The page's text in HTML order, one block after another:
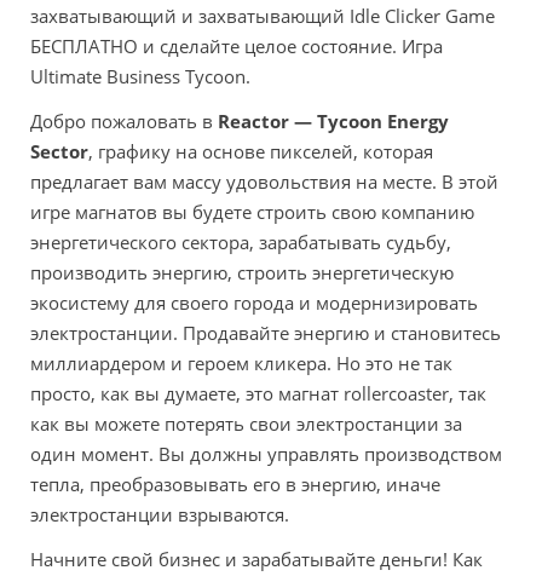
захватывающий и захватывающий Idle Clicker Game
БЕСПЛАТНО и сделайте целое состояние. Игра
Ultimate Business Tycoon.
Добро пожаловать в Reactor — Tycoon Energy
Sector, графику на основе пикселей, которая
предлагает вам массу удовольствия на месте. В этой
игре магнатов вы будете строить свою компанию
энергетического сектора, зарабатывать судьбу,
производить энергию, строить энергетическую
экосистему для своего города и модернизировать
электростанции. Продавайте энергию и становитесь
миллиардером и героем кликера. Но это не так
просто, как вы думаете, это магнат rollercoaster, так
как вы можете потерять свои электростанции за
один момент. Вы должны управлять производством
тепла, преобразовывать его в энергию, иначе
электростанции взрываются.
Начните свой бизнес и зарабатывайте деньги! Как